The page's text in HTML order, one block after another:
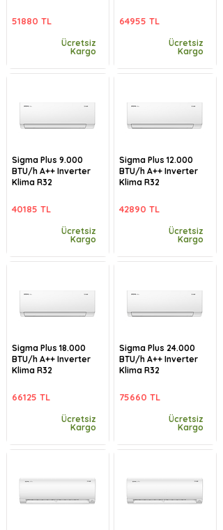
51880 TL
Ücretsiz
Kargo
Sigma Plus 9.000
BTU/h A++ Inverter
Klima R32
40185 TL
Ücretsiz
Kargo
Sigma Plus 18.000
BTU/h A++ Inverter
Klima R32
66125 TL
Ücretsiz
Kargo
64955 TL
Ücretsiz
Kargo
Sigma Plus 12.000
BTU/h A++ Inverter
Klima R32
42890 TL
Ücretsiz
Kargo
Sigma Plus 24.000
BTU/h A++ Inverter
Klima R32
75660 TL
Ücretsiz
Kargo